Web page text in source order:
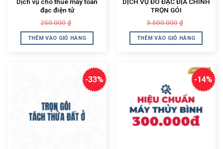
đạc điện tử
250.000 ₫
là:
250.000₫.
tại
là:
THÊM VÀO GIỎ HÀNG
TRỌN GÓI
3.500.000 ₫
là:
3.500.000₫.
tại
là:
THÊM VÀO GIỎ HÀNG
-33% -14%